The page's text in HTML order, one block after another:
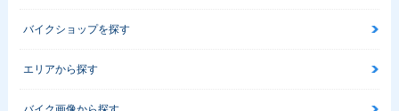
バイクショップを探す
エリアから探す